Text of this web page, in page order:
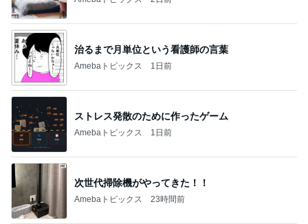
治るまで月単位という看護師の言葉
Amebaトピックス 1日前
ストレス発散のために作ったゲーム
Amebaトピックス 1日前
次世代掃除機がやってきた！！
Amebaトピックス 23時間前